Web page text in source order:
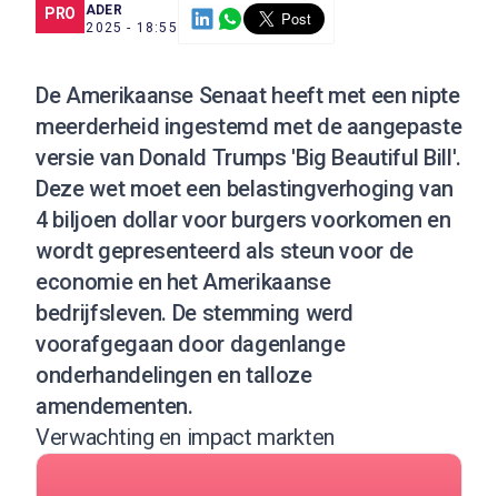
PRO
SCE TRADER
1 JUL. 2025 - 18:55
De Amerikaanse Senaat heeft met een nipte
meerderheid ingestemd met de aangepaste
versie van Donald Trumps 'Big Beautiful Bill'.
Deze wet moet een belastingverhoging van
4 biljoen dollar voor burgers voorkomen en
wordt gepresenteerd als steun voor de
economie en het Amerikaanse
bedrijfsleven. De stemming werd
voorafgegaan door dagenlange
onderhandelingen en talloze
amendementen.
Verwachting en impact markten